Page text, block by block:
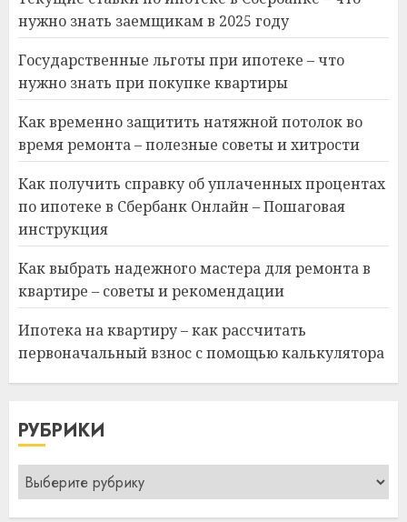
нужно знать заемщикам в 2025 году
Государственные льготы при ипотеке – что
нужно знать при покупке квартиры
Как временно защитить натяжной потолок во
время ремонта – полезные советы и хитрости
Как получить справку об уплаченных процентах
по ипотеке в Сбербанк Онлайн – Пошаговая
инструкция
Как выбрать надежного мастера для ремонта в
квартире – советы и рекомендации
Ипотека на квартиру – как рассчитать
первоначальный взнос с помощью калькулятора
РУБРИКИ
Рубрики